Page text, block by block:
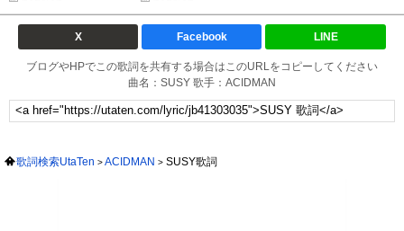
X Facebook LINE
ブログやHPでこの歌詞を共有する場合はこのURLをコピーしてください
曲名：SUSY 歌手：ACIDMAN
歌詞検索UtaTen ACIDMAN SUSY歌詞